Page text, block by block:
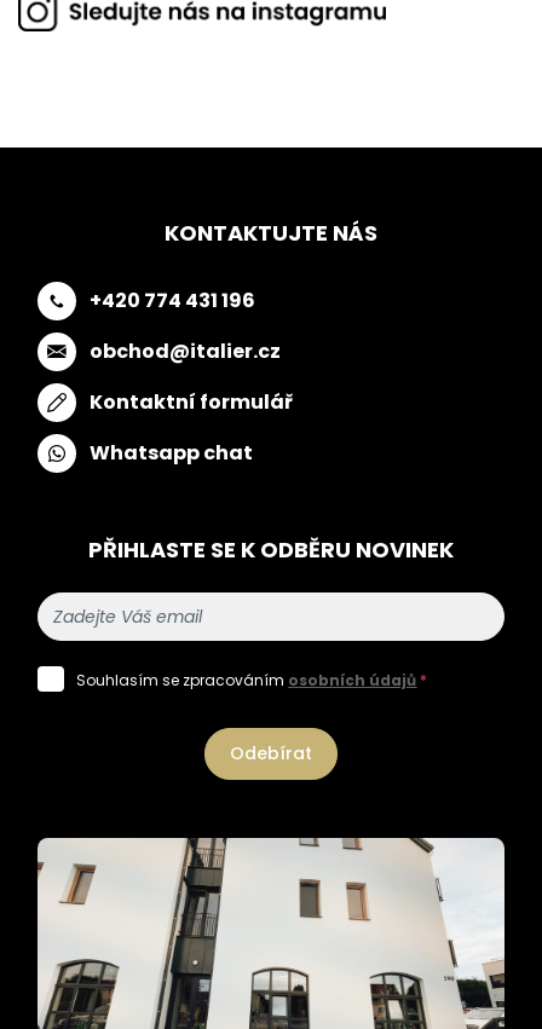
KONTAKTUJTE NÁS
+420 774 431 196
obchod@italier.cz
Kontaktní formulář
Whatsapp chat
PŘIHLASTE SE K ODBĚRU NOVINEK
Souhlasím se zpracováním osobních údajů *
Odebírat